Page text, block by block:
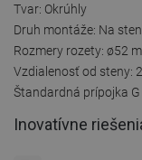
Tvar: Okrúhly
Druh montáže: Na
Rozmery rozety: ø52
Vzdialenosť od steny:
Štandardná prípojka
Inovatívne